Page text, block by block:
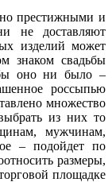
престижными и
не доставляют
изделий может
знаком свадьбы
оно ни было –
россыпью
множество
из них то
мужчинам,
– подойдет по
размеры,
площадке